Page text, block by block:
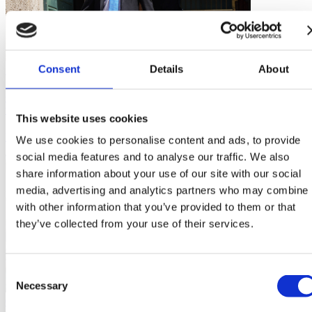
Consent Details About
This website uses cookies
We use cookies to personalise content and ads, to provide
social media features and to analyse our traffic. We also
share information about your use of our site with our social
media, advertising and analytics partners who may combine
with other information that you’ve provided to them or that
they’ve collected from your use of their services.
Selection
Necessary
13/05/21 economia
L'intervento pubblicato da "la Voce di Mantova", 13 maggio 2021.